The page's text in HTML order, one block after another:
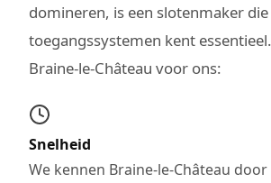
domineren, is een slotenmaker
toegangssystemen kent
Braine-le-Château voor ons:
Snelheid
We kennen Braine-le-Château